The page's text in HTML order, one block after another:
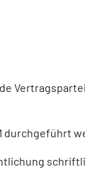
durchgeführt